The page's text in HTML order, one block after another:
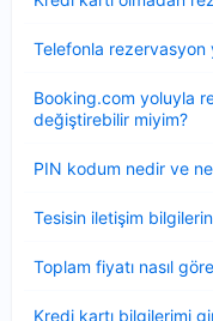
Telefonla rezervasyon
Booking.com yoluyla
değiştirebilir miyim?
PIN kodum nedir ve
Tesisin iletişim
Toplam fiyatı nasıl
Kredi kartı bilgilerimi